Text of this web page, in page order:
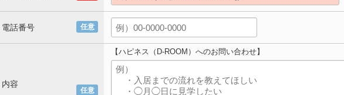
任意
電話番号
任意
内容
【ハピネス（D-ROOM）へのお問い合わせ】